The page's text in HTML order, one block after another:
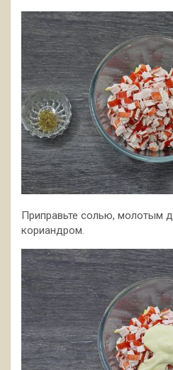
Приправьте солью, молотым
кориандром.